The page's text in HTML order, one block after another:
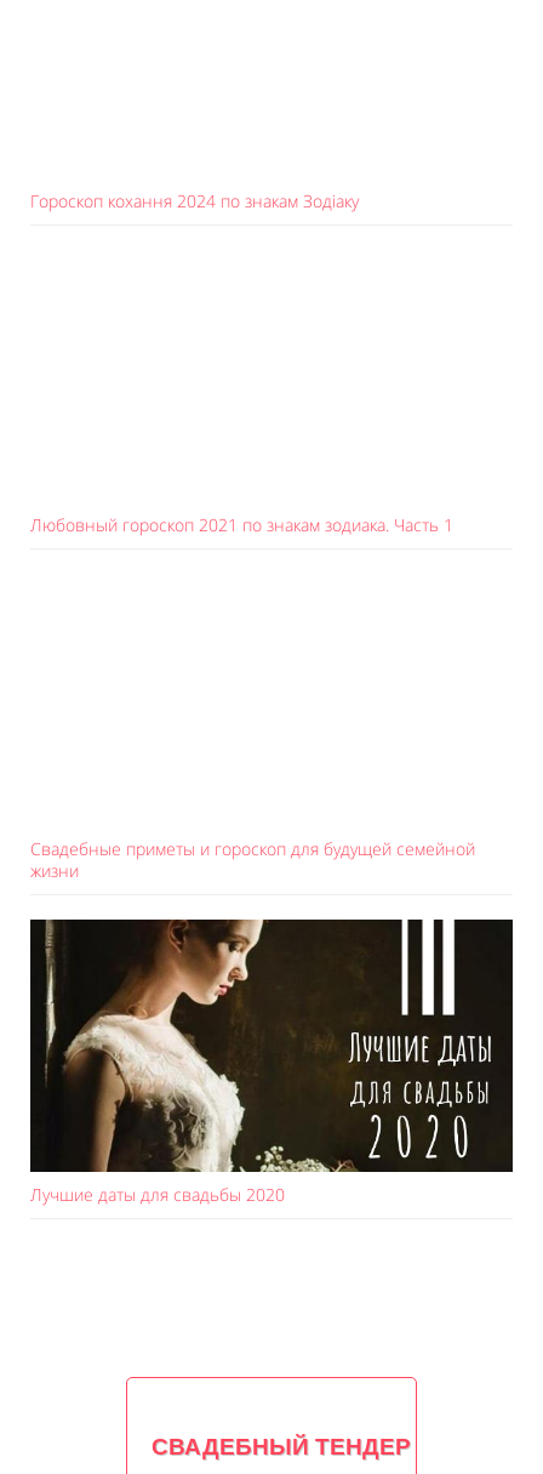
Гороскоп кохання 2024 по знакам Зодіаку
Любовный гороскоп 2021 по знакам зодиака. Часть 1
Свадебные приметы и гороскоп для будущей семейной
жизни
Лучшие даты для свадьбы 2020
СВАДЕБНЫЙ ТЕНДЕР